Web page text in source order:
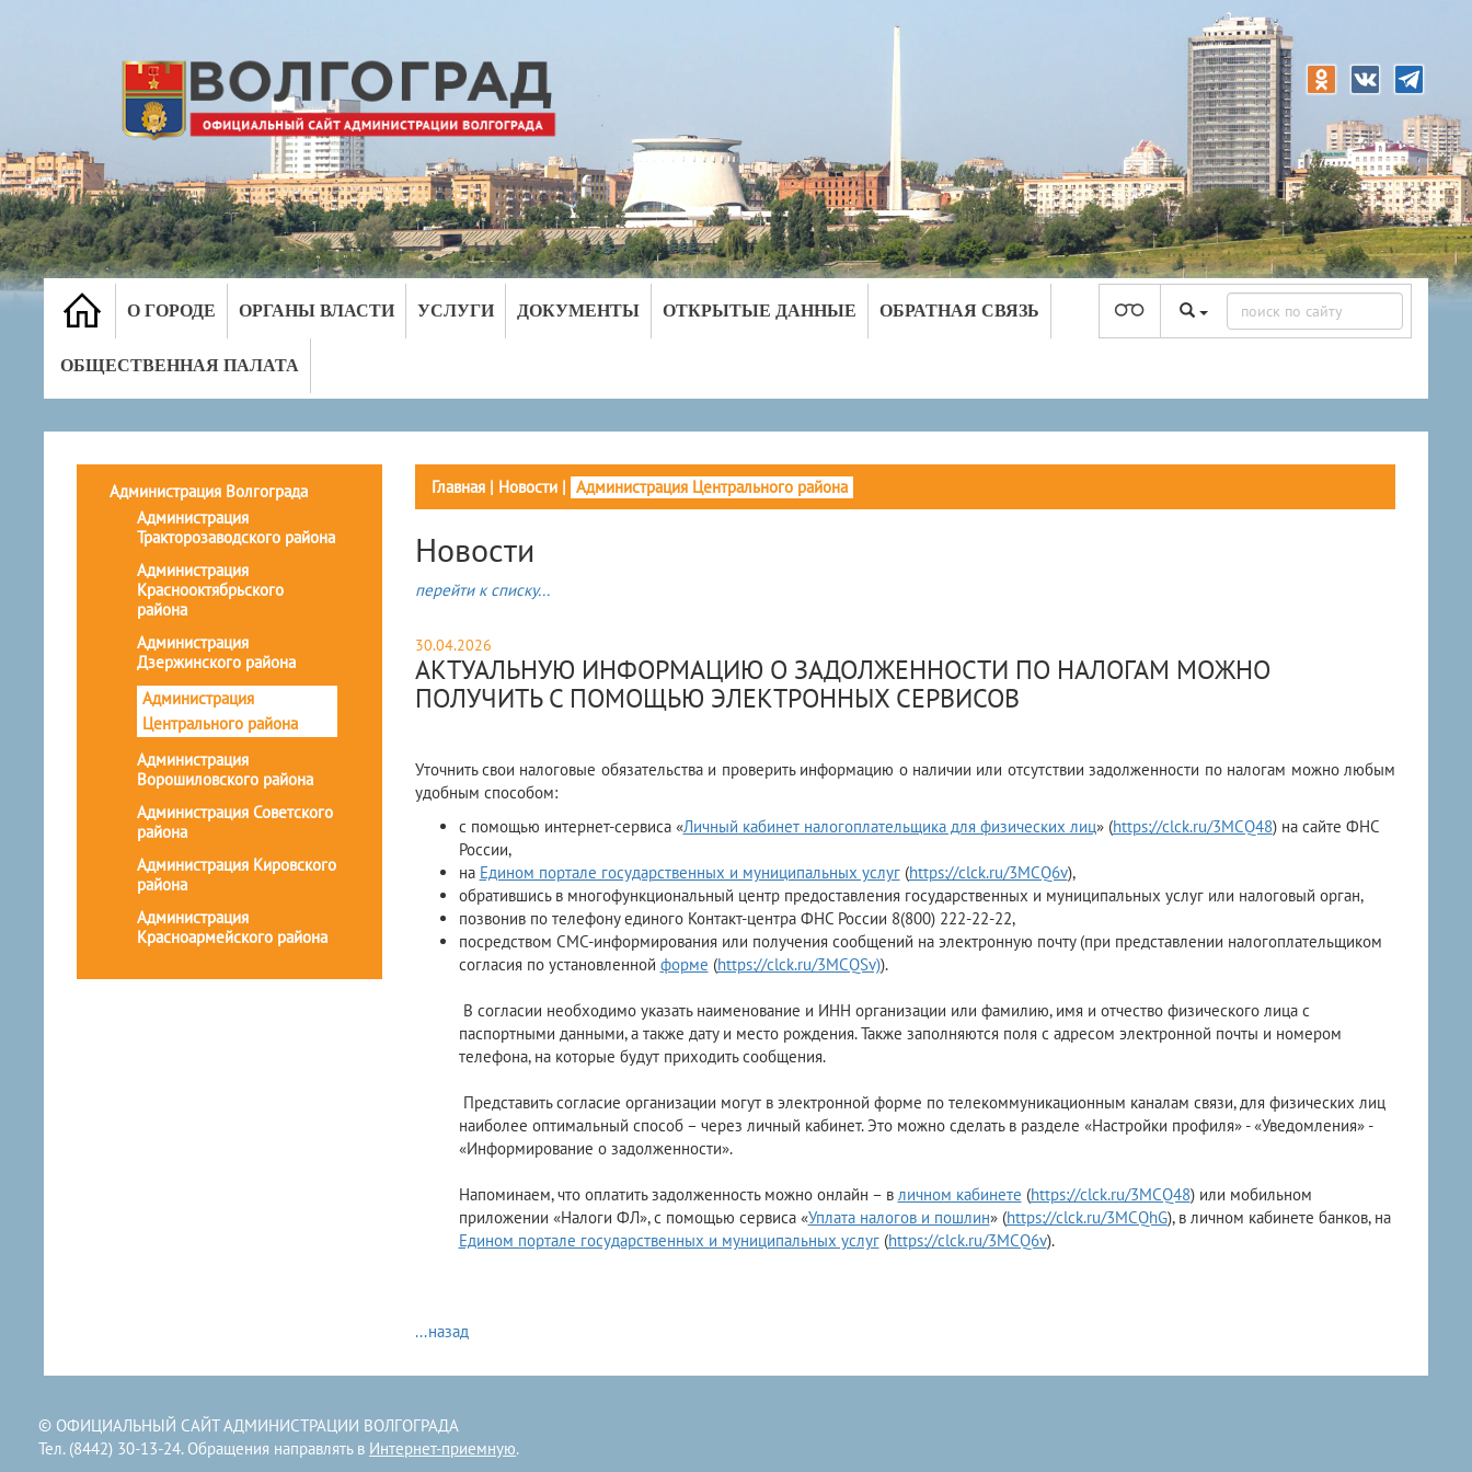
О ГОРОДЕ ОРГАНЫ ВЛАСТИ УСЛУГИ ДОКУМЕНТЫ ОТКРЫТЫЕ ДАННЫЕ ОБРАТНАЯ СВЯЗЬ
ОБЩЕСТВЕННАЯ ПАЛАТА
Администрация Волгограда
Администрация
Тракторозаводского района
Администрация
Краснооктябрьского
района
Администрация
Дзержинского района
Администрация
Центрального района
Администрация
Ворошиловского района
Администрация Советского
района
Администрация Кировского
района
Администрация
Красноармейского района
Главная| Новости| Администрация Центрального района
Новости
перейти к списку...
30.04.2026
АКТУАЛЬНУЮ ИНФОРМАЦИЮ О ЗАДОЛЖЕННОСТИ ПО НАЛОГАМ МОЖНО
ПОЛУЧИТЬ С ПОМОЩЬЮ ЭЛЕКТРОННЫХ СЕРВИСОВ
Уточнить свои налоговые обязательства и проверить информацию о наличии или отсутствии задолженности по налогам можно любым
удобным способом:
с помощью интернет-сервиса «Личный кабинет налогоплательщика для физических лиц» (https://clck.ru/3MCQ48) на сайте ФНС
России,
на Едином портале государственных и муниципальных услуг(https://clck.ru/3MCQ6v),
обратившись в многофункциональный центр предоставления государственных и муниципальных услуг или налоговый орган,
позвонив по телефону единого Контакт-центра ФНС России 8(800) 222-22-22,
посредством СМС-информирования или получения сообщений на электронную почту (при представлении налогоплательщиком
согласия по установленной форме (https://clck.ru/3MCQSv)).
В согласии необходимо указать наименование и ИНН организации или фамилию, имя и отчество физического лица с
паспортными данными, а также дату и место рождения. Также заполняются поля с адресом электронной почты и номером
телефона, на которые будут приходить сообщения.
Представить согласие организации могут в электронной форме по телекоммуникационным каналам связи, для физических лиц
наиболее оптимальный способ – через личный кабинет. Это можно сделать в разделе «Настройки профиля» - «Уведомления» -
«Информирование о задолженности».
Напоминаем, что оплатить задолженность можно онлайн – в личном кабинете (https://clck.ru/3MCQ48) или мобильном
приложении «Налоги ФЛ», с помощью сервиса «Уплата налогов и пошлин» (https://clck.ru/3MCQhG), в личном кабинете банков, на
Едином портале государственных и муниципальных услуг(https://clck.ru/3MCQ6v).
...назад
© ОФИЦИАЛЬНЫЙ САЙТ АДМИНИСТРАЦИИ ВОЛГОГРАДА
Тел. (8442) 30-13-24. Обращения направлять в Интернет-приемную.